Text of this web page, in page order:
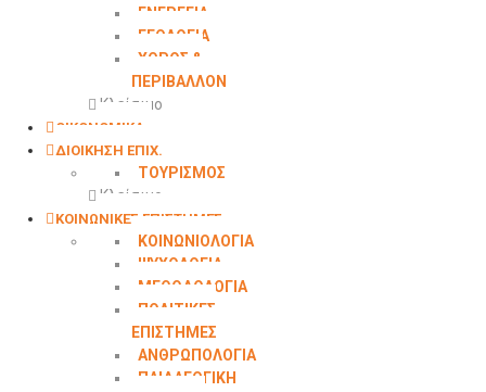
ΕΝΕΡΓΕΙΑ
ΓΕΩΛΟΓΙΑ
ΧΩΡΟΣ &
ΠΕΡΙΒΑΛΛΟΝ
Κλείσιμο
ΟΙΚΟΝΟΜΙΚΑ
ΔΙΟΙΚΗΣΗ ΕΠΙΧ.
ΤΟΥΡΙΣΜΟΣ
Κλείσιμο
ΚΟΙΝΩΝΙΚΕΣ ΕΠΙΣΤΗΜΕΣ
ΚΟΙΝΩΝΙΟΛΟΓΙΑ
ΨΥΧΟΛΟΓΙΑ
ΜΕΘΟΔΟΛΟΓΙΑ
ΠΟΛΙΤΙΚΕΣ
ΕΠΙΣΤΗΜΕΣ
ΑΝΘΡΩΠΟΛΟΓΙΑ
ΠΑΙΔΑΓΩΓΙΚΗ